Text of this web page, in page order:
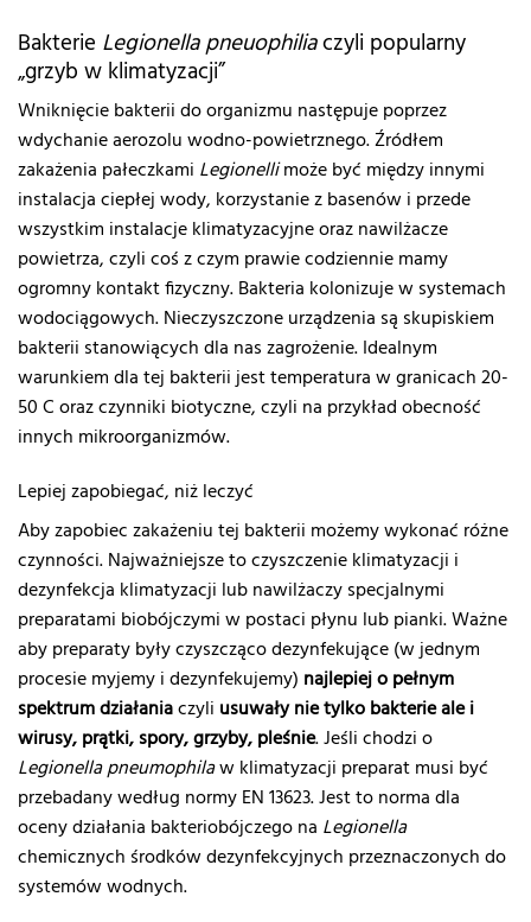
Bakterie Legionella pneuophiliaczyli popularny
„grzyb w klimatyzacji”
Wniknięcie bakterii do organizmu następuje poprzez
wdychanie aerozolu wodno-powietrznego. Źródłem
zakażenia pałeczkami Legionellimoże być między innymi
instalacja ciepłej wody, korzystanie z basenów i przede
wszystkim instalacje klimatyzacyjne oraz nawilżacze
powietrza, czyli coś z czym prawie codziennie mamy
ogromny kontakt fizyczny. Bakteria kolonizuje w systemach
wodociągowych. Nieczyszczone urządzenia są skupiskiem
bakterii stanowiących dla nas zagrożenie. Idealnym
warunkiem dla tej bakterii jest temperatura w granicach 20-
50 C oraz czynniki biotyczne, czyli na przykład obecność
innych mikroorganizmów.
Lepiej zapobiegać, niż leczyć
Aby zapobiec zakażeniu tej bakterii możemy wykonać różne
czynności. Najważniejsze to czyszczenie klimatyzacji i
dezynfekcja klimatyzacji lub nawilżaczy specjalnymi
preparatami biobójczymi w postaci płynu lub pianki. Ważne
aby preparaty były czyszcząco dezynfekujące (w jednym
procesie myjemy i dezynfekujemy) najlepiej o pełnym
spektrum działaniaczyli usuwały nie tylko bakterie ale i
wirusy, prątki, spory, grzyby, pleśnie. Jeśli chodzi o
Legionella pneumophilaw klimatyzacji preparat musi być
przebadany według normy EN 13623. Jest to norma dla
oceny działania bakteriobójczego na Legionella
chemicznych środków dezynfekcyjnych przeznaczonych do
systemów wodnych.